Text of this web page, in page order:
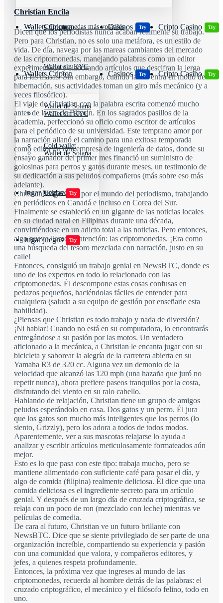
Wallets Cripto
Wallet sin KYC
Wallet de Solana
Cold wallet
Casinos Try Cripto Casino Try
Jugar juegos Try
Criptomonedas más volátiles
Wallets Cripto
Wallet sin KYC
Wallet de Solana
Cold wallet
Casinos Try Cripto Casino Try
Jugar juegos Try
Christian Encila
Dicen que los periodistas nunca acaban realmente su trabajo.
Pero para Christian, no es solo una metáfora, es un estilo de
vida. De día, navega por las mareas cambiantes del mercado
de las criptomonedas, manejando palabras como un editor
experimentado y elaborando artículos que descifran la jerga
para las masas. Sin embargo, cuando la PC entra en modo de
hibernación, sus actividades toman un giro más mecánico (y a
veces filosófico).
El viaje de Christian con la palabra escrita comenzó mucho
antes de la era de Bitcoin. En los sagrados pasillos de la
academia, perfeccionó su oficio como escritor de artículos
para el periódico de su universidad. Este temprano amor por
la narración allanó el camino para una exitosa temporada
como editor en una empresa de ingeniería de datos, donde su
ensayo ganador del primer mes financió un suministro de
golosinas para perros y gatos durante meses, un testimonio de
su dedicación a sus peludos compañeros (más sobre eso más
adelante).
Christian luego vagó por el mundo del periodismo, trabajando
en periódicos en Canadá e incluso en Corea del Sur.
Finalmente se estableció en un gigante de las noticias locales
en su ciudad natal en Filipinas durante una década,
convirtiéndose en un adicto total a las noticias. Pero entonces,
algo nuevo llamó su atención: las criptomonedas. ¡Era como
una búsqueda del tesoro mezclada con narración, justo en su
calle!
Entonces, consiguió un trabajo genial en NewsBTC, donde es
uno de los expertos en todo lo relacionado con las
criptomonedas. Él descompone estas cosas confusas en
pedazos pequeños, haciéndolas fáciles de entender para
cualquiera (saluda a su equipo de gestión por enseñarle esta
habilidad).
¿Piensas que Christian es todo trabajo y nada de diversión?
¡Ni hablar! Cuando no está en su computadora, lo encontrarás
entregándose a su pasión por las motos. Un verdadero
aficionado a la mecánica, a Christian le encanta jugar con su
bicicleta y saborear la alegría de la carretera abierta en su
Yamaha R3 de 320 cc. Alguna vez un demonio de la
velocidad que alcanzó las 120 mph (una hazaña que juró no
repetir nunca), ahora prefiere paseos tranquilos por la costa,
disfrutando del viento en su ralo cabello.
Hablando de relajación, Christian tiene un grupo de amigos
peludos esperándolo en casa. Dos gatos y un perro. Él jura
que los gatos son mucho más inteligentes que los perros (lo
siento, Grizzly), pero los adora a todos de todos modos.
Aparentemente, ver a sus mascotas relajarse lo ayuda a
analizar y escribir artículos meticulosamente formateados aún
mejor.
Esto es lo que pasa con este tipo: trabaja mucho, pero se
mantiene alimentado con suficiente café para pasar el día, y
algo de comida (filipina) realmente deliciosa. Él dice que una
comida deliciosa es el ingrediente secreto para un artículo
genial. Y después de un largo día de cruzada criptográfica, se
relaja con un poco de ron (mezclado con leche) mientras ve
películas de comedia.
De cara al futuro, Christian ve un futuro brillante con
NewsBTC. Dice que se siente privilegiado de ser parte de una
organización increíble, compartiendo su experiencia y pasión
con una comunidad que valora, y compañeros editores, y
jefes, a quienes respeta profundamente.
Entonces, la próxima vez que ingreses al mundo de las
criptomonedas, recuerda al hombre detrás de las palabras: el
cruzado criptográfico, el mecánico y el filósofo felino, todo en
uno.